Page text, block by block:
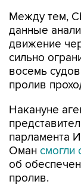
Между тем,
данные
движение
сильно
восемь
пролив
Накануне
парламента
Оман смогли
об
пролив.